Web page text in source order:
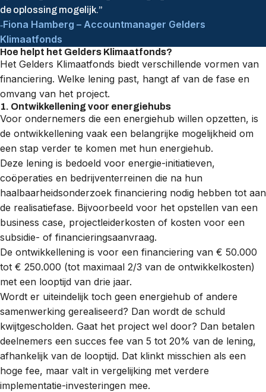
de oplossing mogelijk.”
Fiona Hamberg – Accountmanager Gelders
Klimaatfonds
Hoe helpt het Gelders Klimaatfonds?
Het Gelders Klimaatfonds biedt verschillende vormen van
financiering. Welke lening past, hangt af van de fase en
omvang van het project.
1. Ontwikkellening voor energiehubs
Voor ondernemers die een energiehub willen opzetten, is
de ontwikkellening vaak een belangrijke mogelijkheid om
een stap verder te komen met hun energiehub.
Deze lening is bedoeld voor energie-initiatieven,
coöperaties en bedrijventerreinen die na hun
haalbaarheidsonderzoek financiering nodig hebben tot aan
de realisatiefase. Bijvoorbeeld voor het opstellen van een
business case, projectleiderkosten of kosten voor een
subsidie- of financieringsaanvraag.
De ontwikkellening is voor een financiering van € 50.000
tot € 250.000 (tot maximaal 2/3 van de ontwikkelkosten)
met een looptijd van drie jaar.
Wordt er uiteindelijk toch geen energiehub of andere
samenwerking gerealiseerd? Dan wordt de schuld
kwijtgescholden. Gaat het project wel door? Dan betalen
deelnemers een succes fee van 5 tot 20% van de lening,
afhankelijk van de looptijd. Dat klinkt misschien als een
hoge fee, maar valt in vergelijking met verdere
implementatie-investeringen mee.